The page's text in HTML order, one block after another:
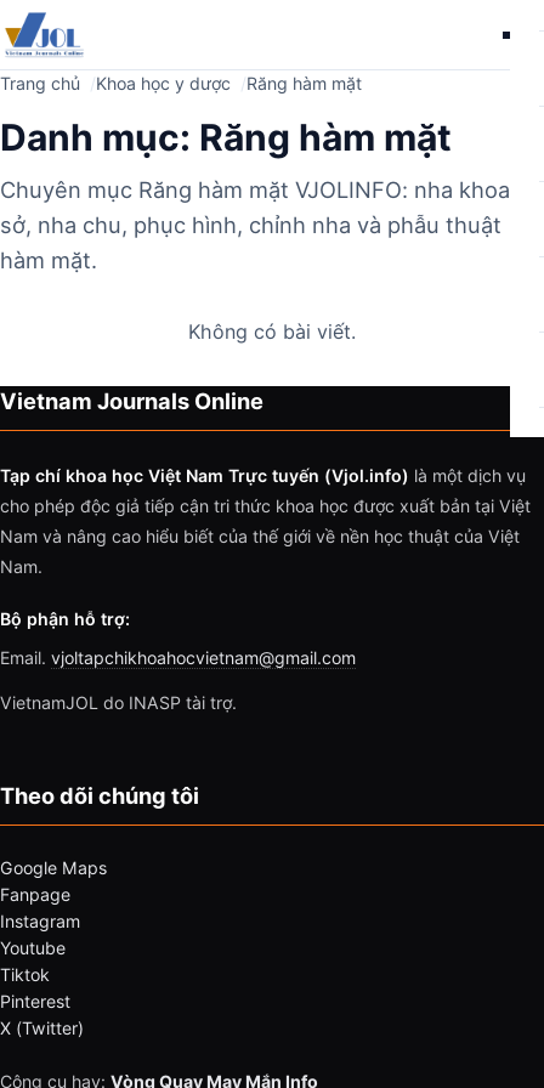
Trang chủ Khoa học y dược Răng hàm mặt
Danh mục: Răng hàm mặt
Chuyên mục Răng hàm mặt VJOLINFO: nha khoa cơ
sở, nha chu, phục hình, chỉnh nha và phẫu thuật
hàm mặt.
Không có bài viết.
Vietnam Journals Online
Tạp chí khoa học Việt Nam Trực tuyến (Vjol.info) là một dịch vụ
cho phép độc giả tiếp cận tri thức khoa học được xuất bản tại Việt
Nam và nâng cao hiểu biết của thế giới về nền học thuật của Việt
Nam.
Bộ phận hỗ trợ:
Email. vjoltapchikhoahocvietnam@gmail.com
VietnamJOL do INASP tài trợ.
Theo dõi chúng tôi
Google Maps
Fanpage
Instagram
Youtube
Tiktok
Pinterest
X (Twitter)
Công cụ hay: Vòng Quay May Mắn Info